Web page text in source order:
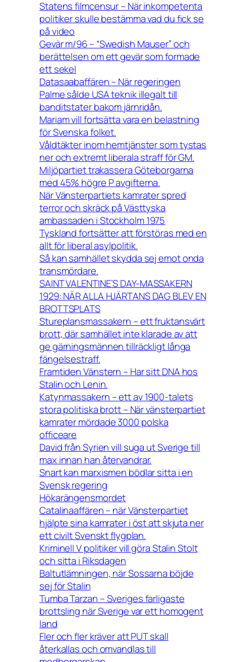
Statens filmcensur – När inkompetenta
politiker skulle bestämma vad du fick se
på video
Gevär m/96 – “Swedish Mauser” och
berättelsen om ett gevär som formade
ett sekel
Datasaabaffären – När regeringen
Palme sålde USA teknik illegalt till
banditstater bakom järnridån.
Mariam vill fortsätta vara en belastning
för Svenska folket.
Våldtäkter inom hemtjänster som tystas
ner och extremt liberala straff för GM.
Miljöpartiet trakassera Göteborgarna
med 45% högre P avgifterna.
När Vänsterpartiets kamrater spred
terror och skräck på Västtyska
ambassaden i Stockholm 1975
Tyskland fortsätter att förstöras med en
allt för liberal asylpolitik.
Så kan samhället skydda sej emot onda
transmördare.
SAINT VALENTINE’S DAY-MASSAKERN
1929: NÄR ALLA HJÄRTANS DAG BLEV EN
BROTTSPLATS
Stureplansmassakern – ett fruktansvärt
brott, där samhället inte klarade av att
ge gärningsmännen tillräckligt långa
fängelsestraff.
Framtiden Vänstern – Har sitt DNA hos
Stalin och Lenin.
Katynmassakern – ett av 1900-talets
stora politiska brott – När vänsterpartiet
kamrater mördade 3000 polska
officeare
David från Syrien vill suga ut Sverige till
max innan han återvandrar.
Snart kan marxismen bödlar sitta i en
Svensk regering
Hökarängensmordet
Catalinaaffären – när Vänsterpartiet
hjälpte sina kamrater i öst att skjuta ner
ett civilt Svenskt flygplan.
Kriminell V politiker vill göra Stalin Stolt
och sitta i Riksdagen
Baltutlämningen, när Sossarna böjde
sej för Stalin
Tumba Tarzan – Sveriges farligaste
brottsling när Sverige var ett homogent
land
Fler och fler kräver att PUT skall
återkallas och omvandlas till